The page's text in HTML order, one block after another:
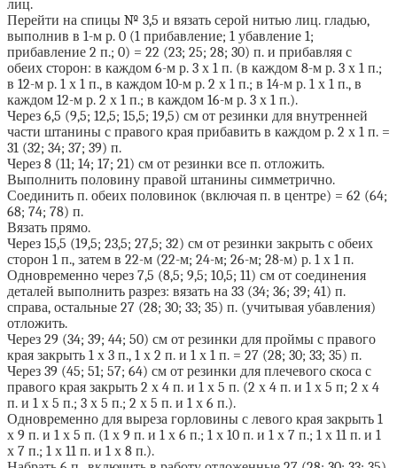
лиц.
Перейти на спицы № 3,5 и вязать серой нитью лиц. гладью,
выполнив в 1-м р. 0 (1 прибавление; 1 убавление 1;
прибавление 2 п.; 0) = 22 (23; 25; 28; 30) п. и прибавляя с
обеих сторон: в каждом 6-м р. 3 х 1 п. (в каждом 8-м р. 3 х 1 п.;
в 12-м р. 1 х 1 п., в каждом 10-м р. 2 х 1 п.; в 14-м р. 1 х 1 п., в
каждом 12-м р. 2 х 1 п.; в каждом 16-м р. 3 х 1 п.).
Через 6,5 (9,5; 12,5; 15,5; 19,5) см от резинки для внутренней
части штанины с правого края прибавить в каждом р. 2 х 1 п. =
31 (32; 34; 37; 39) п.
Через 8 (11; 14; 17; 21) см от резинки все п. отложить.
Выполнить половину правой штанины симметрично.
Соединить п. обеих половинок (включая п. в центре) = 62 (64;
68; 74; 78) п.
Вязать прямо.
Через 15,5 (19,5; 23,5; 27,5; 32) см от резинки закрыть с обеих
сторон 1 п., затем в 22-м (22-м; 24-м; 26-м; 28-м) р. 1 х 1 п.
Одновременно через 7,5 (8,5; 9,5; 10,5; 11) см от соединения
деталей выполнить разрез: вязать на 33 (34; 36; 39; 41) п.
справа, остальные 27 (28; 30; 33; 35) п. (учитывая убавления)
отложить.
Через 29 (34; 39; 44; 50) см от резинки для проймы с правого
края закрыть 1 х 3 п., 1 х 2 п. и 1 х 1 п. = 27 (28; 30; 33; 35) п.
Через 39 (45; 51; 57; 64) см от резинки для плечевого скоса с
правого края закрыть 2 х 4 п. и 1 х 5 п. (2 х 4 п. и 1 х 5 п; 2 х 4
п. и 1 х 5 п.; 3 х 5 п.; 2 х 5 п. и 1 х 6 п.).
Одновременно для выреза горловины с левого края закрыть 1
х 9 п. и 1 х 5 п. (1 х 9 п. и 1 х 6 п.; 1 х 10 п. и 1 х 7 п.; 1 х 11 п. и 1
х 7 п.; 1 х 11 п. и 1 х 8 п.).